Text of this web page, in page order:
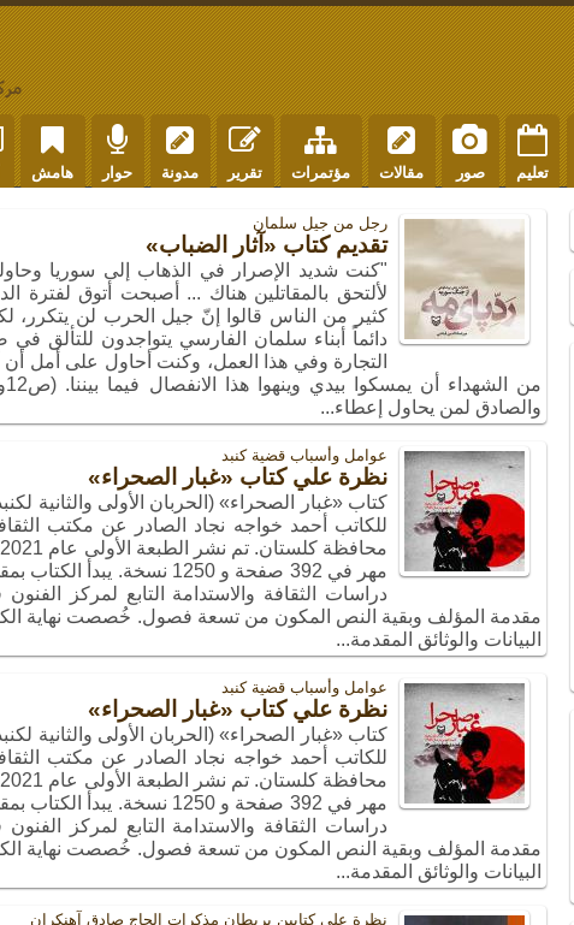
تعليم صور مقالات مؤتمرات تقرير مدونة حوار هامش
رجل من جیل سلمان
تقديم كتاب «آثار الضباب»
"كنت شديد الإصرار في الذهاب إلى سوريا
لألتحق بالمقاتلين هناك ... أصبحت أتوق لفترة
كثير من الناس قالوا إنّ جيل الحرب لن يتكرر،
دائماً أبناء سلمان الفارسي يتواجدون للتألق في
التجارة وفي هذا العمل، وكنت أحاول على أمل
والصادق لمن يحاول إعطاء...
عوامل وأسباب قضیة کنبد
نظرة علي كتاب «غبار الصحراء»
للكاتب أحمد خواجه نجاد الصادر عن مكتب
مهر في 392 صفحة و 1250 نسخة.
دراسات الثقافة والاستدامة التابع لمركز
مقدمة المؤلف وبقية النص المكون من تسعة فصول. خُصصت نهاية
البيانات والوثائق المقدمة...
عوامل وأسباب قضیة کنبد
نظرة علي كتاب «غبار الصحراء»
للكاتب أحمد خواجه نجاد الصادر عن مكتب
مهر في 392 صفحة و 1250 نسخة.
دراسات الثقافة والاستدامة التابع لمركز
مقدمة المؤلف وبقية النص المكون من تسعة فصول. خُصصت نهاية
البيانات والوثائق المقدمة...
نظرة على کتابین یربطان مذکرات الحاج صادق آهنکران